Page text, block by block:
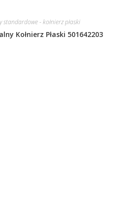
standardowe - kołnierz płaski
Kołnierz Płaski 501642203